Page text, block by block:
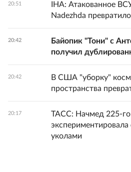
20:51
IHA: Атакованное
Nadezhda
20:42
Байопик "Тони" с
получил
20:42
В США "уборку"
пространства
20:17
ТАСС: Начмед 225-
уколами